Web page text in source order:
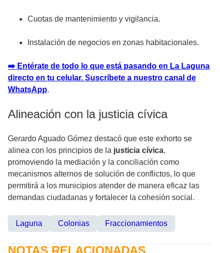
Cuotas de mantenimiento y vigilancia.
Instalación de negocios en zonas habitacionales.
➡️ Entérate de todo lo que está pasando en La Laguna
directo en tu celular. Suscríbete a nuestro canal de
WhatsApp.
Alineación con la justicia cívica
Gerardo Aguado Gómez destacó que este exhorto se
alinea con los principios de la justicia cívica,
promoviendo la mediación y la conciliación como
mecanismos alternos de solución de conflictos, lo que
permitirá a los municipios atender de manera eficaz las
demandas ciudadanas y fortalecer la cohesión social.
Laguna Colonias Fraccionamientos
NOTAS RELACIONADAS